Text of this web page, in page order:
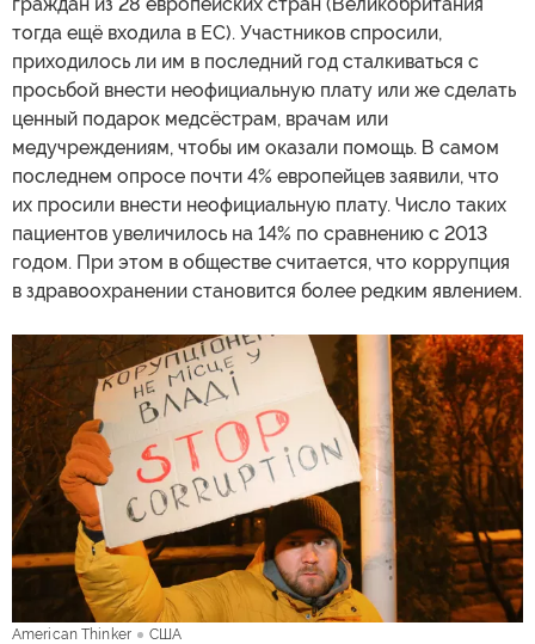
тогда ещё входила в ЕС). Участников спросили,
приходилось ли им в последний год сталкиваться с
просьбой внести неофициальную плату или же сделать
ценный подарок медсёстрам, врачам или
медучреждениям, чтобы им оказали помощь. В самом
последнем опросе почти 4% европейцев заявили, что
их просили внести неофициальную плату. Число таких
пациентов увеличилось на 14% по сравнению с 2013
годом. При этом в обществе считается, что коррупция
в здравоохранении становится более редким явлением.
American Thinker США